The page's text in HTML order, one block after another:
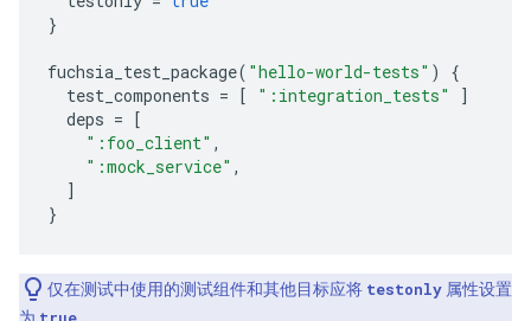
}
fuchsia_test_package( "hello-world-tests" )
{
test_components = [ ":integration_tests"
]
deps = [
":foo_client" ,
":mock_service" ,
]
}
仅在测试中使用的测试组件和其他目标应将 testonly 属性设置